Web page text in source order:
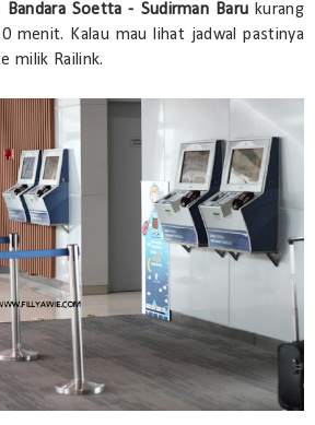
Bandara Soetta - Sudirman Baru kurang
menit. Kalau mau lihat jadwal pastinya
milik Railink.